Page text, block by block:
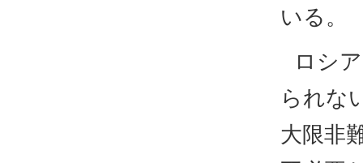
いる。
ロシ
られな
大限非